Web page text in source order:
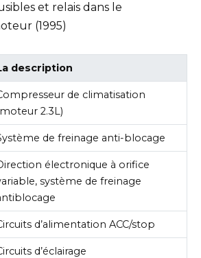
et relais dans le
(1995)
description
de climatisation
2.3L)
de freinage anti-blocage
électronique à orifice
système de freinage
d’alimentation ACC/stop
d’éclairage